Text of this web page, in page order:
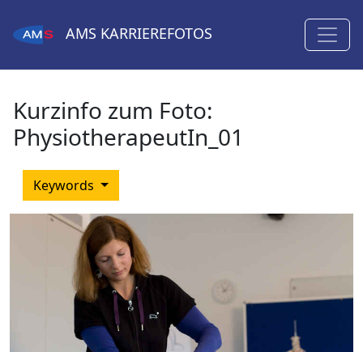
AMS KARRIEREFOTOS
Kurzinfo zum Foto:
PhysiotherapeutIn_01
Keywords